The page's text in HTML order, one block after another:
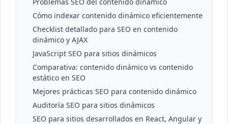
Cómo indexar contenido dinámico eficientemente
Checklist detallado para SEO en contenido
dinámico y AJAX
JavaScript SEO para sitios dinámicos
Comparativa: contenido dinámico vs contenido
estático en SEO
Mejores prácticas SEO para contenido dinámico
Auditoría SEO para sitios dinámicos
SEO para sitios desarrollados en React, Angular y